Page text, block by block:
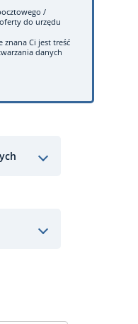
/
do urzędu
znana Ci jest treść
danych